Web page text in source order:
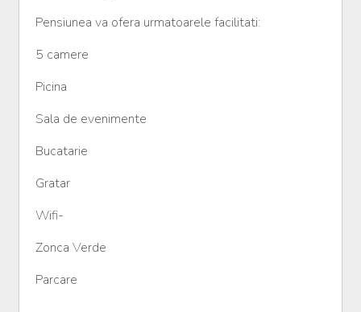
Pensiunea va ofera urmatoarele facilitati:
5 camere
Picina
Sala de evenimente
Bucatarie
Gratar
Wifi-
Zonca Verde
Parcare